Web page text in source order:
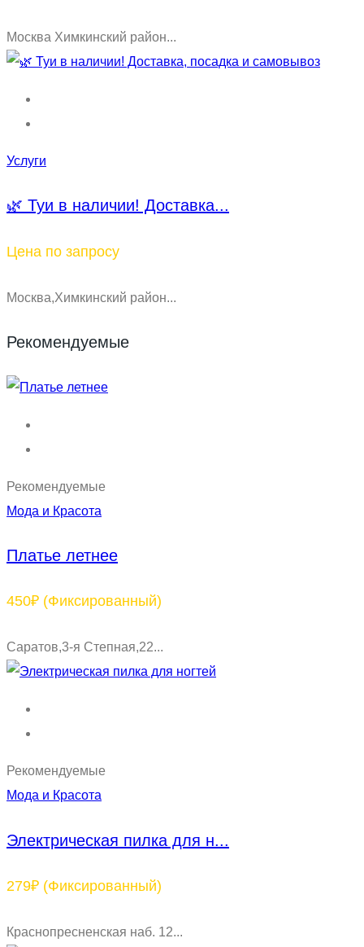
Москва Химкинский район...
Услуги
🌿 Туи в наличии! Доставка...
Цена по запросу
Москва,Химкинский район...
Рекомендуемые
Рекомендуемые
Мода и Красота
Платье летнее
450₽ (Фиксированный)
Саратов,3-я Степная,22...
Рекомендуемые
Мода и Красота
Электрическая пилка для н...
279₽ (Фиксированный)
Краснопресненская наб. 12...